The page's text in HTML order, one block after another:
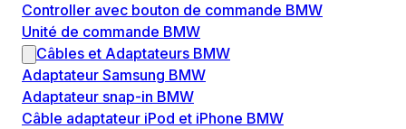
Controller avec bouton de commande BMW
Unité de commande BMW
Câbles et Adaptateurs BMW
Adaptateur Samsung BMW
Adaptateur snap-in BMW
Câble adaptateur iPod et iPhone BMW